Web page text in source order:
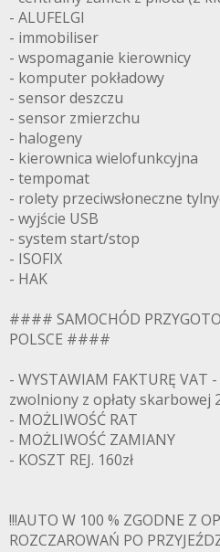
- ALUFELGI
- immobiliser
- wspomaganie kierownicy
- komputer pokładowy
- sensor deszczu
- sensor zmierzchu
- halogeny
- kierownica wielofunkcyjna
- tempomat
- rolety przeciwsłoneczne
- wyjście USB
- system start/stop
- ISOFIX
- HAK
#### SAMOCHÓD
POLSCE ####
- WYSTAWIAM FAKTURĘ VAT
zwolniony z opłaty skarbowej
- MOŻLIWOŚĆ RAT
- MOŻLIWOŚĆ ZAMIANY
- KOSZT REJ. 160zł
!!!AUTO W 100 % ZGODNE Z
ROZCZAROWAŃ PO